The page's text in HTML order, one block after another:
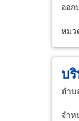
ออก
หมว
บ
ตำบ
จำห